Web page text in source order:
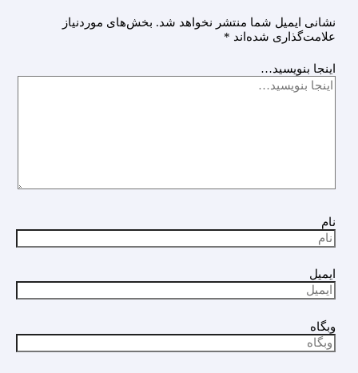
نشانی ایمیل شما منتشر نخواهد شد. بخش‌های موردنیاز
علامت‌گذاری شده‌اند *
اینجا بنویسید…
نام
ایمیل
وبگاه